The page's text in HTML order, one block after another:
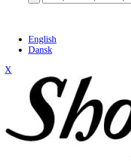
English
Dansk
X